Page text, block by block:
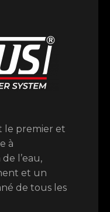
le premier et
à
l’eau,
et un
de tous les